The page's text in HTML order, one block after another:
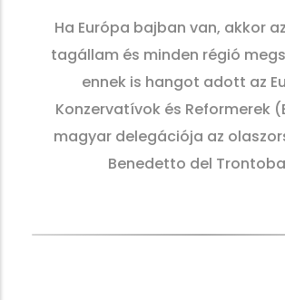
Ha Európa bajban van, akkor
tagállam és minden régió
ennek is hangot adott az
Konzervatívok és Reformerek
magyar delegációja az
Benedetto del